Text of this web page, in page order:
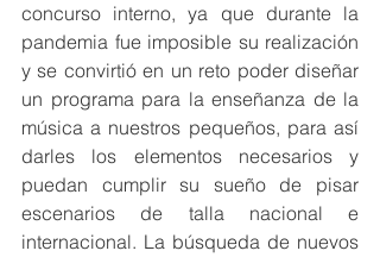
concurso interno, ya que durante la
pandemia fue imposible su realización
y se convirtió en un reto poder diseñar
un programa para la enseñanza de la
música a nuestros pequeños, para así
darles los elementos necesarios y
puedan cumplir su sueño de pisar
escenarios de talla nacional e
internacional. La búsqueda de nuevos